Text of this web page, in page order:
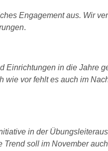
Engagement aus. Wir
.
Einrichtungen in die Jahre
wie vor fehlt es auch im
in der
soll im November